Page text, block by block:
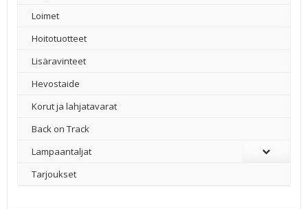
Loimet
Hoitotuotteet
Lisäravinteet
Hevostaide
Korut ja lahjatavarat
Back on Track
Lampaantaljat
Tarjoukset